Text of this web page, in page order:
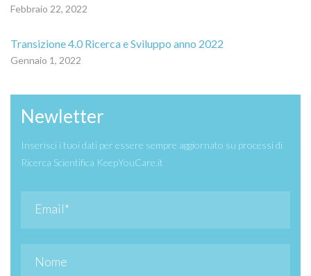
Febbraio 22, 2022
Transizione 4.0 Ricerca e Sviluppo anno 2022
Gennaio 1, 2022
Newletter
Inserisci i tuoi dati per essere sempre aggiornato su processi di
Ricerca Scientifica KeepYouCare.it